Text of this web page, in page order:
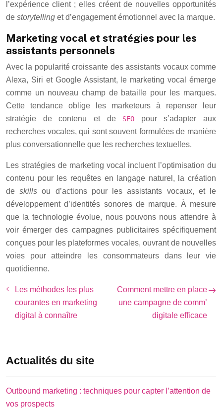
l’expérience client ; elles créent de nouvelles opportunités
de storytelling et d’engagement émotionnel avec la marque.
Marketing vocal et stratégies pour les
assistants personnels
Avec la popularité croissante des assistants vocaux comme
Alexa, Siri et Google Assistant, le marketing vocal émerge
comme un nouveau champ de bataille pour les marques.
Cette tendance oblige les marketeurs à repenser leur
stratégie de contenu et de SEO pour s’adapter aux
recherches vocales, qui sont souvent formulées de manière
plus conversationnelle que les recherches textuelles.
Les stratégies de marketing vocal incluent l’optimisation du
contenu pour les requêtes en langage naturel, la création
deskills ou d’actions pour les assistants vocaux, et le
développement d’identités sonores de marque. À mesure
que la technologie évolue, nous pouvons nous attendre à
voir émerger des campagnes publicitaires spécifiquement
conçues pour les plateformes vocales, ouvrant de nouvelles
voies pour atteindre les consommateurs dans leur vie
quotidienne.
Les méthodes les plus
courantes en marketing
digital à connaître
Comment mettre en place
une campagne de comm’
digitale efficace
Actualités du site
Outbound marketing : techniques pour capter l’attention de
vos prospects